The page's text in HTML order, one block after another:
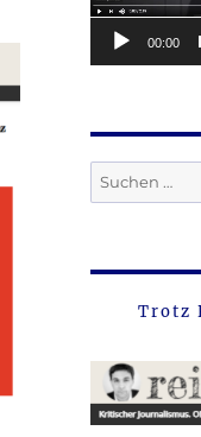
00:00
Suche
nach:
Trotz